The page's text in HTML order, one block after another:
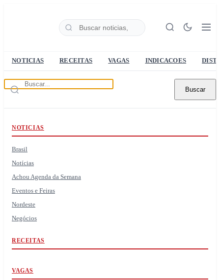
NOTICIAS RECEITAS VAGAS INDICACOES
Buscar
NOTICIAS
Brasil
Notícias
Achou Agenda da Semana
Eventos e Feiras
Nordeste
Negócios
RECEITAS
VAGAS